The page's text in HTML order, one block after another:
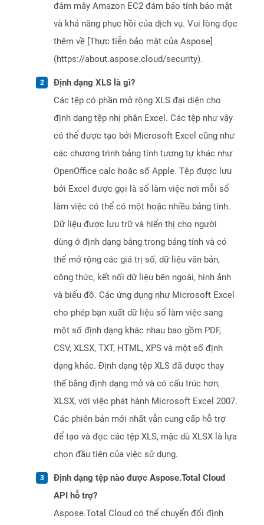
đám mây Amazon EC2 đảm bảo tính bảo mật
và khả năng phục hồi của dịch vụ. Vui lòng đọc
thêm về [Thực tiễn bảo mật của Aspose]
(https://about.aspose.cloud/security).
Định dạng XLS là gì?
Các tệp có phần mở rộng XLS đại diện cho
định dạng tệp nhị phân Excel. Các tệp như vậy
có thể được tạo bởi Microsoft Excel cũng như
các chương trình bảng tính tương tự khác như
OpenOffice calc hoặc số Apple. Tệp được lưu
bởi Excel được gọi là sổ làm việc nơi mỗi sổ
làm việc có thể có một hoặc nhiều bảng tính.
Dữ liệu được lưu trữ và hiển thị cho người
dùng ở định dạng bảng trong bảng tính và có
thể mở rộng các giá trị số, dữ liệu văn bản,
công thức, kết nối dữ liệu bên ngoài, hình ảnh
và biểu đồ. Các ứng dụng như Microsoft Excel
cho phép bạn xuất dữ liệu sổ làm việc sang
một số định dạng khác nhau bao gồm PDF,
CSV, XLSX, TXT, HTML, XPS và một số định
dạng khác. Định dạng tệp XLS đã được thay
thế bằng định dạng mở và có cấu trúc hơn,
XLSX, với việc phát hành Microsoft Excel 2007.
Các phiên bản mới nhất vẫn cung cấp hỗ trợ
để tạo và đọc các tệp XLS, mặc dù XLSX là lựa
chọn đầu tiên của việc sử dụng.
Định dạng tệp nào được Aspose.Total Cloud
API hỗ trợ?
Aspose.Total Cloud có thể chuyển đổi định